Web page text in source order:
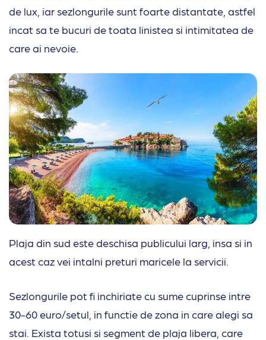
de lux, iar sezlongurile sunt foarte distantate, astfel
incat sa te bucuri de toata linistea si intimitatea de
care ai nevoie.
Plaja din sud este deschisa publicului larg, insa si in
acest caz vei intalni preturi maricele la servicii.
Sezlongurile pot fi inchiriate cu sume cuprinse intre
30-60 euro/setul, in functie de zona in care alegi sa
stai. Exista totusi si segment de plaja libera, care